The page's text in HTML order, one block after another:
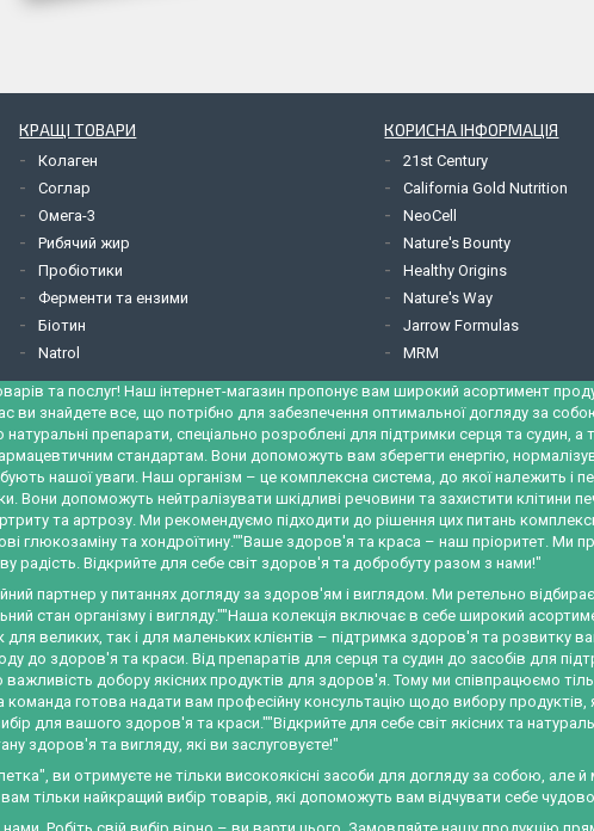
КРАЩІ ТОВАРИ
Колаген
Соглар
Омега-3
Рибячий жир
Пробіотики
Ферменти та ензими
Біотин
Natrol
КОРИСНА ІНФОРМАЦІЯ
21st Century
California Gold Nutrition
NeoCell
Nature's Bounty
Healthy Origins
Nature's Way
Jarrow Formulas
MRM
та послуг! Наш інтернет-магазин пропонує вам широкий асортимент
ви знайдете все, що потрібно для забезпечення оптимальної догляду за
препарати, спеціально розроблені для підтримки серця та судин,
стандартам. Вони допоможуть вам зберегти енергію,
нашої уваги. Наш організм – це комплексна система, до якої належить і
Вони допоможуть нейтралізувати шкідливі речовини та захистити клітини
та артрозу. Ми рекомендуємо підходити до рішення цих питань
глюкозаміну та хондроїтину.""Ваше здоров'я та краса – наш пріоритет. Ми
радість. Відкрийте для себе світ здоров'я та добробуту разом з нами!"
партнер у питаннях догляду за здоров'ям і виглядом. Ми ретельно
стан організму і вигляду.""Наша колекція включає в себе широкий
для великих, так і для маленьких клієнтів – підтримка здоров'я та
до здоров'я та краси. Від препаратів для серця та судин до засобів для
добору якісних продуктів для здоров'я. Тому ми співпрацюємо
готова надати вам професійну консультацію щодо вибору продуктів,
для вашого здоров'я та краси.""Відкрийте для себе світ якісних та
здоров'я та вигляду, які ви заслуговуєте!"
ви отримуєте не тільки високоякісні засоби для догляду за собою,
тільки найкращий вибір товарів, які допоможуть вам відчувати себе